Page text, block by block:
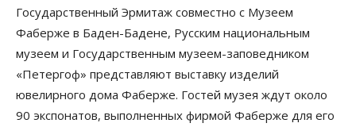
Государственный Эрмитаж совместно с Музеем
Фаберже в Баден-Бадене, Русским национальным
музеем и Государственным музеем-заповедником
«Петергоф» представляют выставку изделий
ювелирного дома Фаберже. Гостей музея ждут около
90 экспонатов, выполненных фирмой Фаберже для его